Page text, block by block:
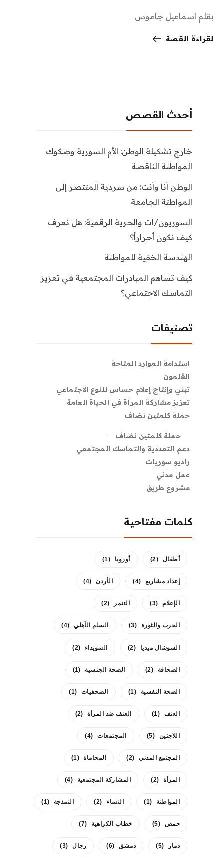
بقلم اسماعيل جاموس
لقراءة القصة
أحدث القصص
خارج تشكيلة الوطن: الأم السورية وصكوك
المواطنة الناقصة
الوطن أنا وأنت: من سردية المنتصر إلى
المواطنة الجامعة
السوريون/ات والحرية الرقمية: هل نعرف
كيف نكون أحراراً؟
الهندسة الخفية للمواطنة
كيف تساهم المبادرات المجتمعية في تعزيز
التماسك الاجتماعي؟
تصنيفات
استدامة الموارد المتاحة
القلمون
تبني وإنتاج إعلام حساس للنوع الاجتماعي
تعزيز مشاركة المرأة في الحياة العامة
حملة كلمتين نضاف
حملة كلمتين نضاف
دعم التعددية والتماسك المجتمعي
راديو سوريات
عمل مدني
مشروع طريق
كلمات مفتاحية
أطفال (2) أوروبا (1)
إعداد مشاريع (4) الأردن (4)
الإعلام (3) التنمر (2)
الحرب والثورة (3) السلم الأهلي (4)
السوشال ميديا (2) السويداء (2)
الصحافة (2) الصحة الجنسية (1)
الصحة النفسية (1) الصحفيات (1)
العنف (1) العنف ضد المرأة (2)
اللاجئين (5) المجتمعات (4)
المجتمع المدني (2) المحاماة (1)
المرأة (2) المشاركة المجتمعية (4)
المواطنة (1) النساء (2) النمذجة (1)
حمص (5) خطاب الكراهية (7)
دمار (5) دمشق (6) رجال (3)